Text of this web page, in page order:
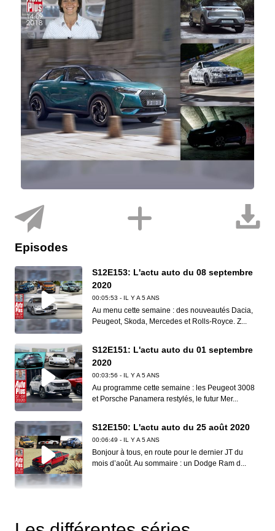
Episodes
S12E153: L'actu auto du 08 septembre
2020
00:05:53 - IL Y A 5 ANS
Au menu cette semaine : des nouveautés Dacia,
Peugeot, Skoda, Mercedes et Rolls-Royce. Z...
S12E151: L'actu auto du 01 septembre
2020
00:03:56 - IL Y A 5 ANS
Au programme cette semaine : les Peugeot 3008
et Porsche Panamera restylés, le futur Mer...
S12E150: L'actu auto du 25 août 2020
00:06:49 - IL Y A 5 ANS
Bonjour à tous, en route pour le dernier JT du
mois d’août. Au sommaire : un Dodge Ram d...